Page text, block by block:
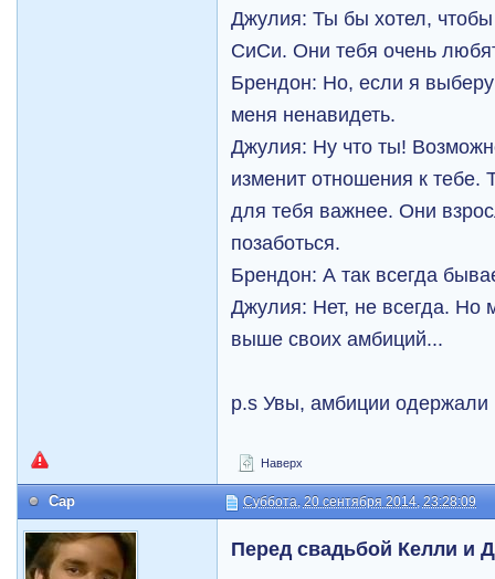
Джулия: Ты бы хотел,
СиСи. Они тебя очень
Брендон: Но, если я выберу
меня ненавидеть.
Джулия: Ну что ты!
изменит отношения к
для тебя важнее. Они
позаботься.
Брендон: А так всегда
Джулия: Нет, не всегда. Но
выше своих амбиций...
p.s Увы, амбиции одержали
Наверх
Cap Суббота, 20 сентября 2014, 23:28:09
Перед свадьбой Келли и